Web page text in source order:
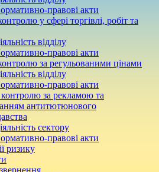
правові акти
у сфері торгівлі, робіт та
відділу
правові акти
за регульованими цінами
відділу
правові акти
за рекламою та
антитютюнового
сектору
правові акти
ризику